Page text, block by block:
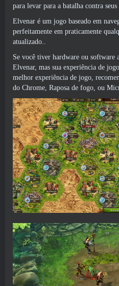
para levar para a batalha contra
Elvenar é um jogo baseado em
perfeitamente em praticamente
atualizado..
Se você tiver hardware ou software
Elvenar, mas sua experiência de
melhor experiência de jogo,
do Chrome, Raposa de fogo, ou